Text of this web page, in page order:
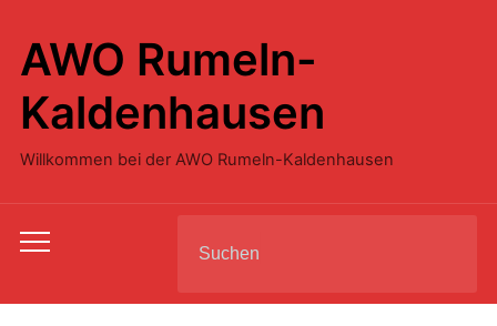
AWO Rumeln-
Kaldenhausen
Willkommen bei der AWO Rumeln-Kaldenhausen
Toggle
menu
for: